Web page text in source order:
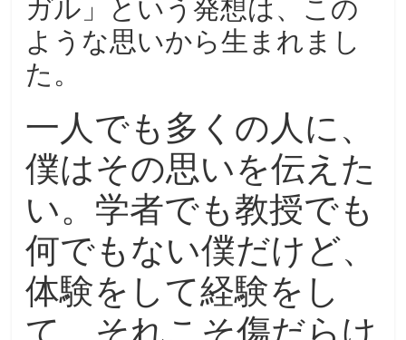
ような思いから生まれまし
た。
一人でも多くの人に、
僕はその思いを伝えた
い。学者でも教授でも
何でもない僕だけど、
体験をして経験をし
て、それこそ傷だらけ